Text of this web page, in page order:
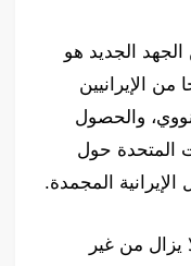
الجديد هو
الإيرانيين
والحصول
المتحدة حول
الإيرانية المجمدة.
يزال من غير